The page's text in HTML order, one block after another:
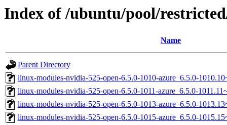
Index of /ubuntu/pool/
Name
Parent Directory
linux-modules-nvidia-525-open-6.5.0-1010-azure_6.5.0-
linux-modules-nvidia-525-open-6.5.0-1011-azure_6.5.0-
linux-modules-nvidia-525-open-6.5.0-1013-azure_6.5.0-
linux-modules-nvidia-525-open-6.5.0-1015-azure_6.5.0-